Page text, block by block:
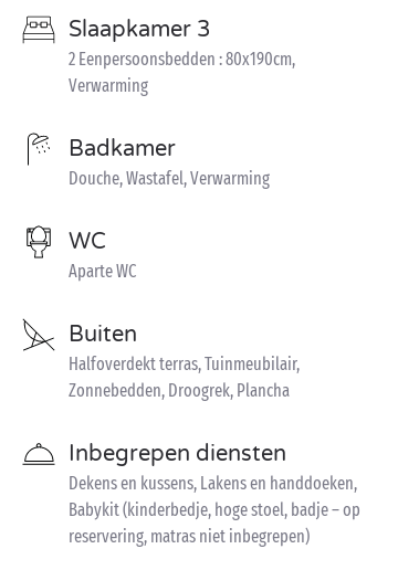
Slaapkamer 3
2 Eenpersoonsbedden : 80x190cm,
Verwarming
Badkamer
Douche, Wastafel, Verwarming
WC
Aparte WC
Buiten
Halfoverdekt terras, Tuinmeubilair,
Zonnebedden, Droogrek, Plancha
Inbegrepen diensten
Dekens en kussens, Lakens en handdoeken,
Babykit (kinderbedje, hoge stoel, badje – op
reservering, matras niet inbegrepen)